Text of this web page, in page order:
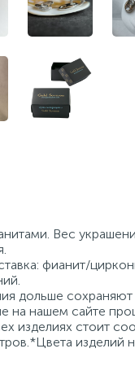
Вес
фианит/
дольше
на нашем сайте
изделиях стоит
изделий